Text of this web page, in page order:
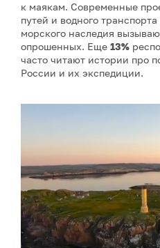
к маякам. Современные
путей и водного
морского наследия
опрошенных. Еще 13%
часто читают истории про
России и их экспедиции.